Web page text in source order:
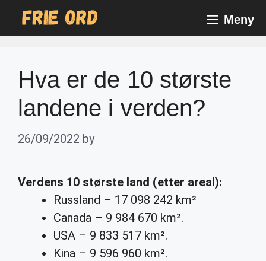
Meny
Hva er de 10 største
landene i verden?
26/09/2022 by
Verdens 10 største land (etter areal):
Russland – 17 098 242 km²
Canada – 9 984 670 km².
USA – 9 833 517 km².
Kina – 9 596 960 km².